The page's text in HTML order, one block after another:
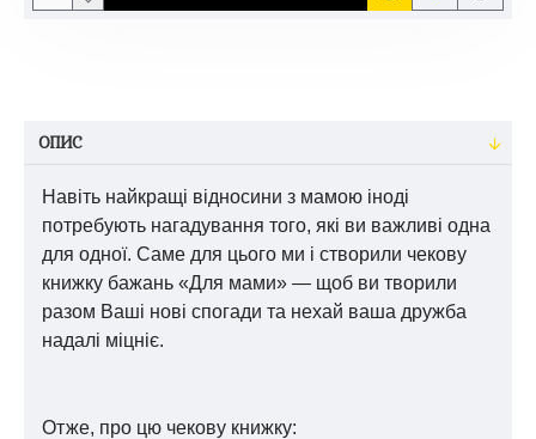
ОПИС
Навіть найкращі відносини з мамою іноді
потребують нагадування того, які ви важливі одна
для одної. Саме для цього ми і створили чекову
книжку бажань «Для мами» — щоб ви творили
разом Ваші нові спогади та нехай ваша дружба
надалі міцніє.
Отже, про цю чекову книжку: